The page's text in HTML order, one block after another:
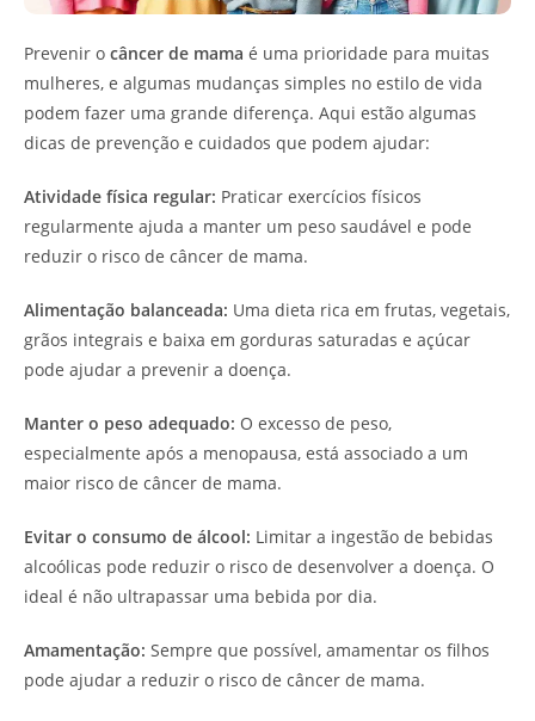
Prevenir o câncer de mama é uma prioridade para muitas
mulheres, e algumas mudanças simples no estilo de vida
podem fazer uma grande diferença. Aqui estão algumas
dicas de prevenção e cuidados que podem ajudar:
Atividade física regular: Praticar exercícios físicos
regularmente ajuda a manter um peso saudável e pode
reduzir o risco de câncer de mama.
Alimentação balanceada: Uma dieta rica em frutas, vegetais,
grãos integrais e baixa em gorduras saturadas e açúcar
pode ajudar a prevenir a doença.
Manter o peso adequado: O excesso de peso,
especialmente após a menopausa, está associado a um
maior risco de câncer de mama.
Evitar o consumo de álcool: Limitar a ingestão de bebidas
alcoólicas pode reduzir o risco de desenvolver a doença. O
ideal é não ultrapassar uma bebida por dia.
Amamentação: Sempre que possível, amamentar os filhos
pode ajudar a reduzir o risco de câncer de mama.